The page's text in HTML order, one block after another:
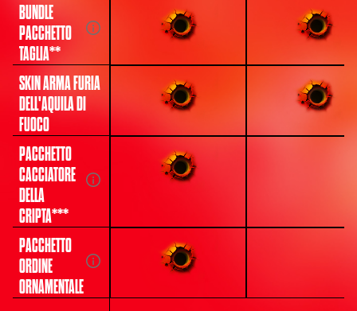
BUNDLE
PACCHETTO
TAGLIA**
SKIN ARMA FURIA
DELL'AQUILA DI
FUOCO
PACCHETTO
CACCIATORE
DELLA
CRIPTA***
PACCHETTO
ORDINE
ORNAMENTALE